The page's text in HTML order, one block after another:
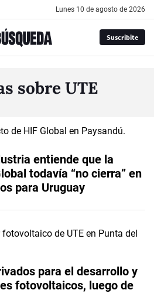
lunes 10 de agosto de 2026
Suscribite
sobre UTE
entiende que la
todavía “no cierra” en
para Uruguay
para el desarrollo y
fotovoltaicos, luego de